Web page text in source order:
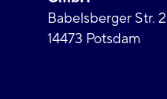
Babelsberger Str.
14473 Potsdam